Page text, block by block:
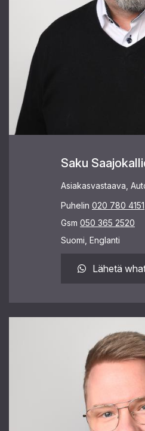
Saku
Asiakasvastaava,
Puhelin 020 780 4151
Gsm 050 365 2520
Suomi, Englanti
Lähetä